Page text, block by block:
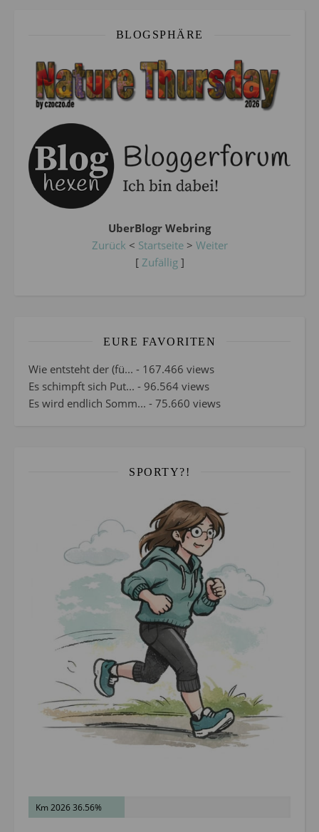
BLOGSPHÄRE
UberBlogr Webring
Zurück < Startseite> Weiter
[ Zufällig]
EURE FAVORITEN
Wie entsteht der (fü... - 167.466 views
Es schimpft sich Put... - 96.564 views
Es wird endlich Somm... - 75.660 views
SPORTY?!
Km 2026 36.56%